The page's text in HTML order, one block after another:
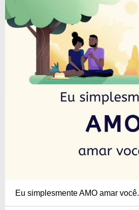
Eu simplesmente AMO amar você.